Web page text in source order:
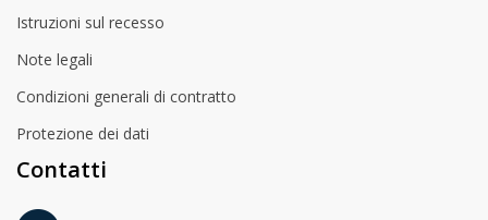
Istruzioni sul recesso
Note legali
Condizioni generali di contratto
Protezione dei dati
Contatti